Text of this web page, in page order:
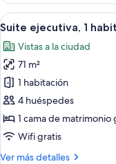
habitación
Abrir
todas
las
fotos
de
Suite
ejecutiva,
1
habitación
2
Suite ejecutiva, 1
Vistas a la ciudad
71 m²
1 habitación
4 huéspedes
1 cama de matrimonio
Wifi gratis
Ver más detalles
Más